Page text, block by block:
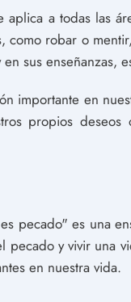
a todas las
robar o
sus enseñanzas,
importante en
propios
pecado" es una
pecado y vivir
en nuestra vida.